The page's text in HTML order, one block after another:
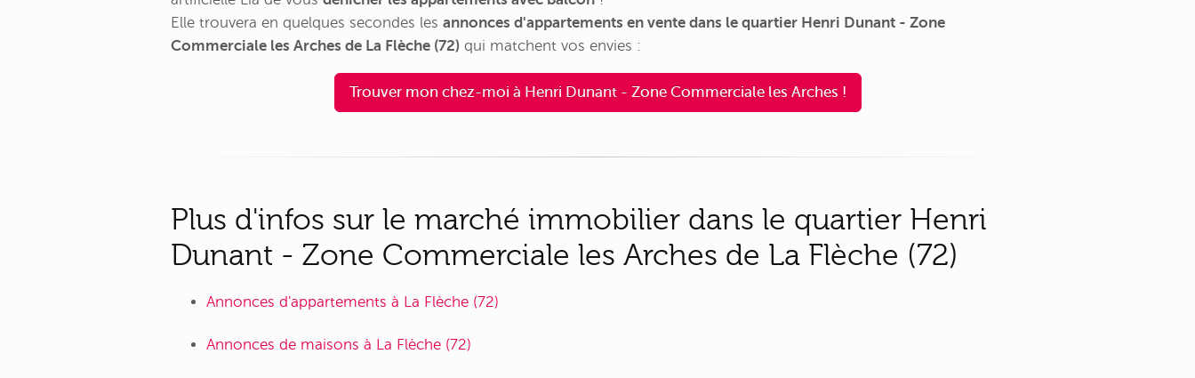
Elle trouvera en quelques secondes les annonces d'appartements en vente dans le quartier Henri Dunant - Zone
Commerciale les Arches de La Flèche (72) qui matchent vos envies :
Trouver mon chez-moi à Henri Dunant - Zone Commerciale les Arches !
Plus d'infos sur le marché immobilier dans le quartier Henri
Dunant - Zone Commerciale les Arches de La Flèche (72)
Annonces d'appartements à La Flèche (72)
Annonces de maisons à La Flèche (72)